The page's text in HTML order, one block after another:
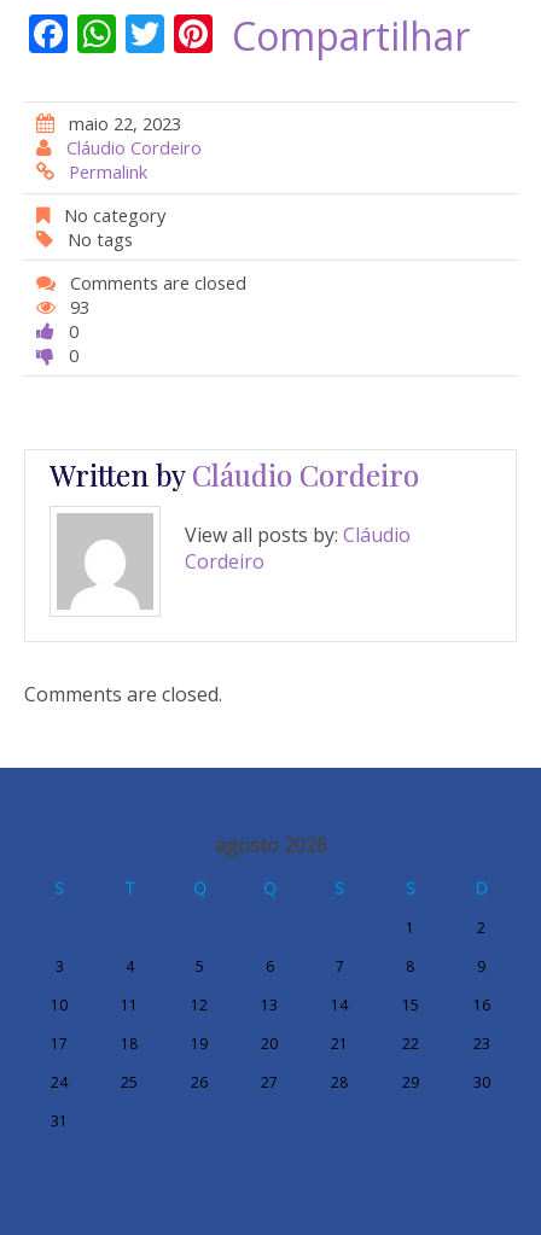
F
e
b
o
o
k
W
at
s
A
p
p
T
itt
er
Pi
er
st
Compartilhar
maio 22, 2023
Cláudio Cordeiro
Permalink
No category
No tags
Comments are closed
93
0
0
Written byCláudio Cordeiro
View all posts by: Cláudio
Cordeiro
Comments are closed.
agosto 2026
S T Q Q S S D
1
2
3
4 5 6 7 8
9
10
11 12 13 14 15
16
17
18 19 20 21 22
23
24
25 26 27 28 29
30
31